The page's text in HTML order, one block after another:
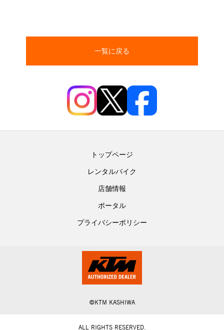
一覧に戻る
トップページ
レンタルバイク
店舗情報
ポータル
プライバシーポリシー
©KTM KASHIWA
ALL RIGHTS RESERVED.